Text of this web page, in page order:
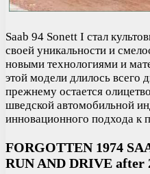
Saab 94 Sonett I стал
своей уникальности и
новыми технологиями и
этой модели длилось всего
прежнему остается
шведской автомобильной
инновационного подхода к
FORGOTTEN 1974
RUN AND DRIVE after